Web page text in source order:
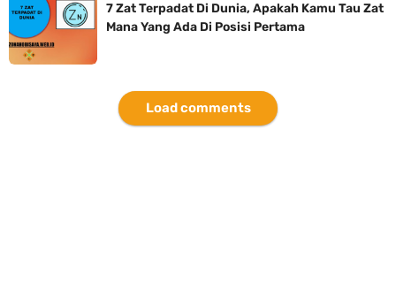
7 Zat Terpadat Di Dunia, Apakah Kamu Tau Zat
Mana Yang Ada Di Posisi Pertama
Load comments